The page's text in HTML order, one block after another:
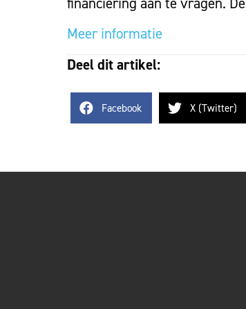
Meer informatie
Deel dit artikel:
Facebook X (Twitter)